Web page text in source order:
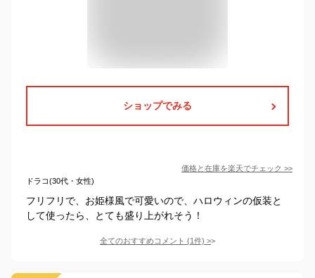
ショップでみる
価格と在庫を楽天でチェック >>
ドラコ(30代・女性)
フリフリで、お姫様風で可愛いので、ハロウィンの仮装と
して使ったら、とても盛り上がれそう！
全てのおすすめコメント (1件) >